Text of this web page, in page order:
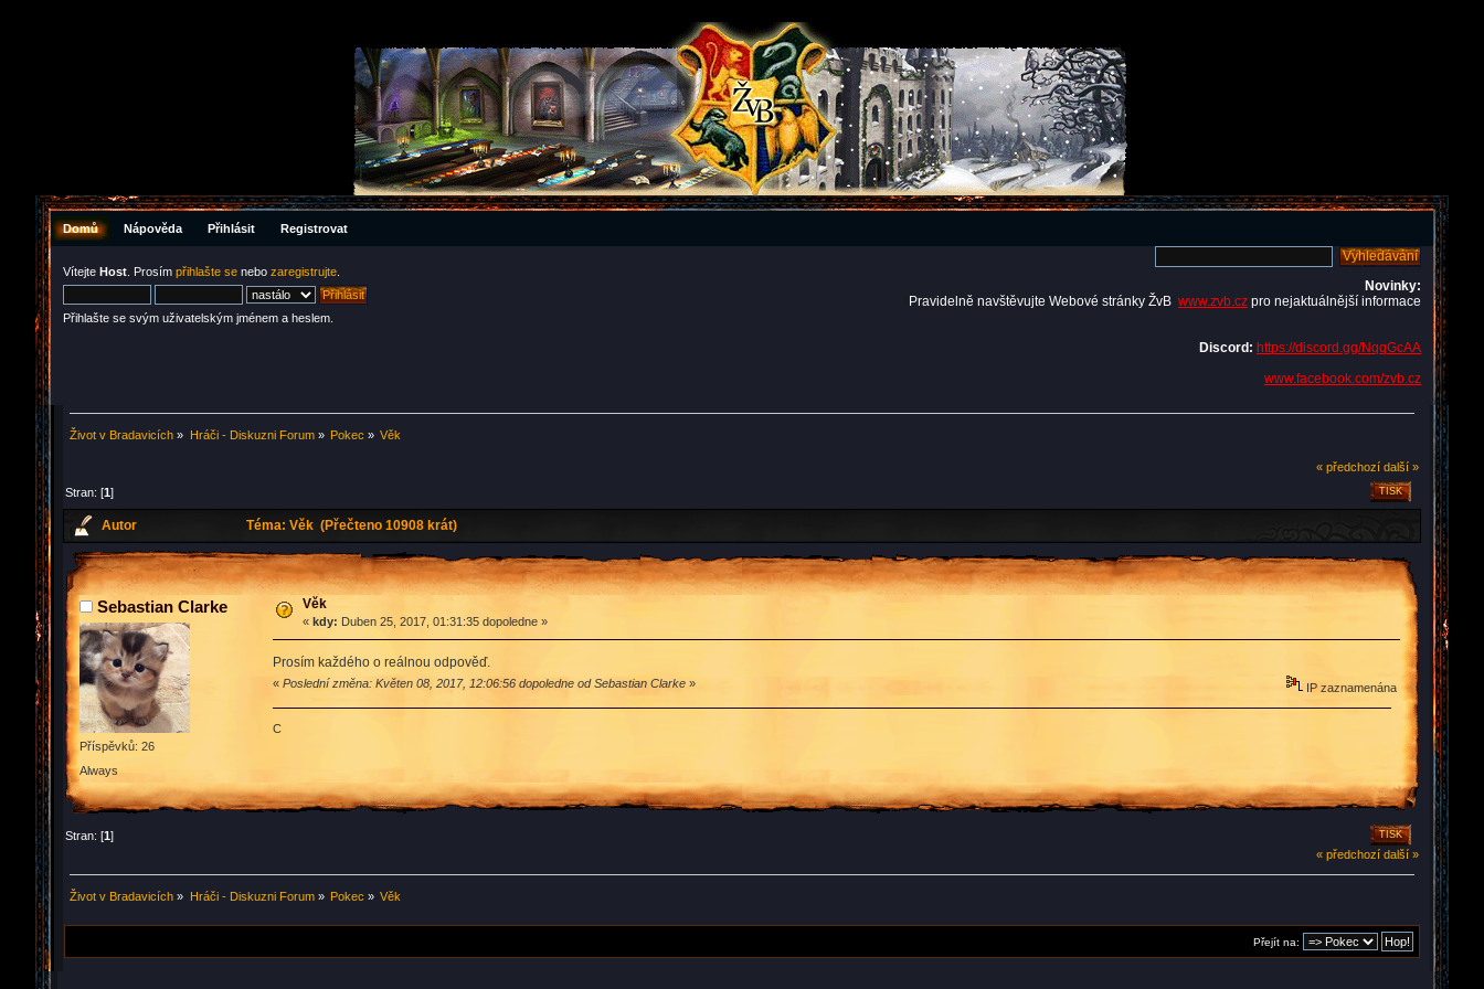
Domů Nápověda Přihlásit Registrovat
Vítejte Host . Prosím přihlašte se nebo zaregistrujte
Přihlašte se svým uživatelským jménem a heslem.
Novinky:
Pravidelně navštěvujte Webové stránky ŽvB www.zvb.cz pro nejaktuálnější informace
Discord: https://discord.gg/NqqGcAA
www.facebook.com/zvb.cz
Život v Bradavicích » Hráči - Diskuzni Forum» Pokec » Věk
« předchozí další »
TISK
Stran: [1]
Autor Téma: Věk (Přečteno 10908 krát)
Sebastian Clarke
Příspěvků: 26
Always
Věk
« kdy: Duben 25, 2017, 01:31:35 dopoledne »
Prosím každého o reálnou odpověď.
« Poslední změna: Květen 08, 2017, 12:06:56 dopoledne od Sebastian Clarke» IP zaznamenána
C
TISK
Stran: [1]
« předchozí další »
Život v Bradavicích » Hráči - Diskuzni Forum» Pokec » Věk
Přejít na: